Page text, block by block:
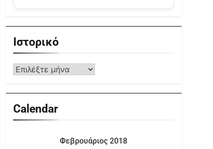
Ιστορικό
Calendar
Φεβρουάριος 2018